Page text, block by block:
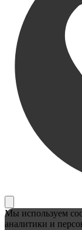
Мы используем
аналитики и